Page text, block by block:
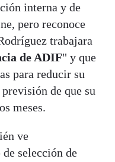
interna y de
pero reconoce
trabajara
de ADIF" y que
para reducir su
de que su
meses.
ve
selección de